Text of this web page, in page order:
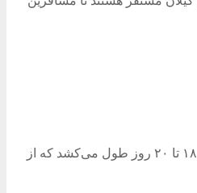
نوای گیل- استاندار گیلان با اشاره به انتقال کالاهای شبه قاره هند به اروپا در مدت زمان ۴۰ روز، گفت: راه آهن رشت – کاسپین این مسیر را ۵۰ درصد کاهش می دهد و بین ۱۸ تا ۲۰ روز طول می‌کشد که از